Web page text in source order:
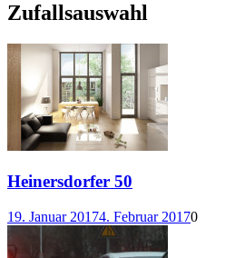
Zufallsauswahl
Heinersdorfer 50
19. Januar 20174. Februar 20170